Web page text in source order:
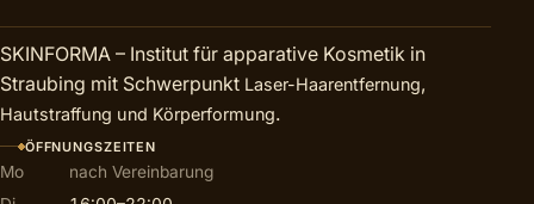
SKINFORMA – Institut für apparative Kosmetik in
Straubing mit Schwerpunkt Laser-Haarentfernung,
Hautstraffung und Körperformung.
ÖFFNUNGSZEITEN
Mo
nach Vereinbarung